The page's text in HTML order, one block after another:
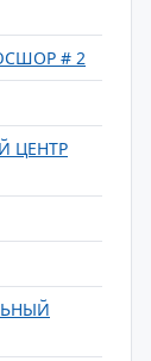
# 2
ЦЕНТР